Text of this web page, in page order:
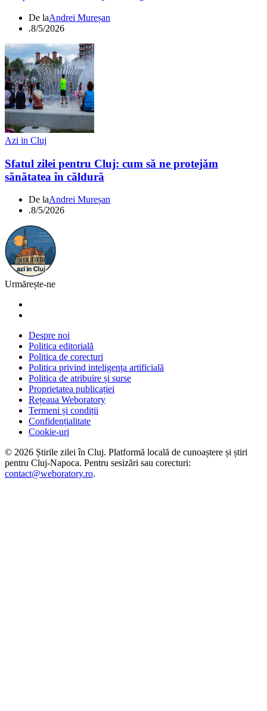
De laAndrei Mureșan
.8/5/2026
Azi in Cluj
Sfatul zilei pentru Cluj: cum să ne protejăm
sănătatea în căldură
De laAndrei Mureșan
.8/5/2026
Urmărește-ne
Despre noi
Politica editorială
Politica de corecturi
Politica privind inteligența artificială
Politica de atribuire și surse
Proprietatea publicației
Rețeaua Weboratory
Termeni și condiții
Confidențialitate
Cookie-uri
© 2026 Știrile zilei în Cluj. Platformă locală de cunoaștere și știri
pentru Cluj-Napoca. Pentru sesizări sau corecturi:
contact@weboratory.ro.